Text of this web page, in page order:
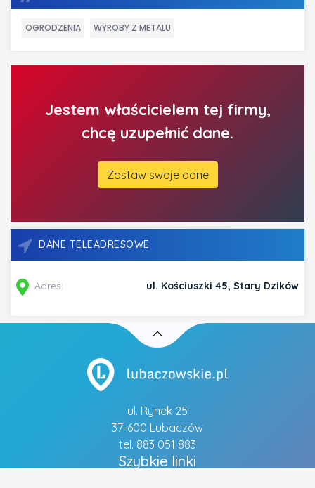
OGRODZENIA WYROBY Z METALU
Jestem właścicielem tej firmy,
chcę uzupełnić dane.
Zostaw swoje dane
DANE TELEADRESOWE
Adres: ul. Kościuszki 45, Stary Dzików
ul. Rynek 25
37-600 Lubaczów
tel. 883 051 883
Szybkie linki